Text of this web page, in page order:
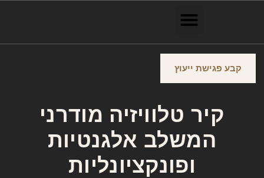
קבע פגישת ייעוץ
קיר טלוויזיה מודרני
המשלב אלגנטיות
ופונקציונליות